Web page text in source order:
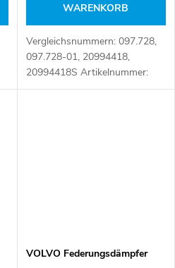
WARENKORB
Vergleichsnummern: 097.728,
097.728-01, 20994418,
20994418S Artikelnummer:
109631
VOLVO Federungsdämpfer